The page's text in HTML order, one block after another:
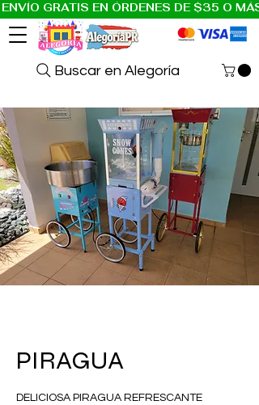
ENVÍO GRATIS EN ÓRDENES DE $35 O
Buscar en Alegoría
PIRAGUA
DELICIOSA PIRAGUA REFRESCANTE